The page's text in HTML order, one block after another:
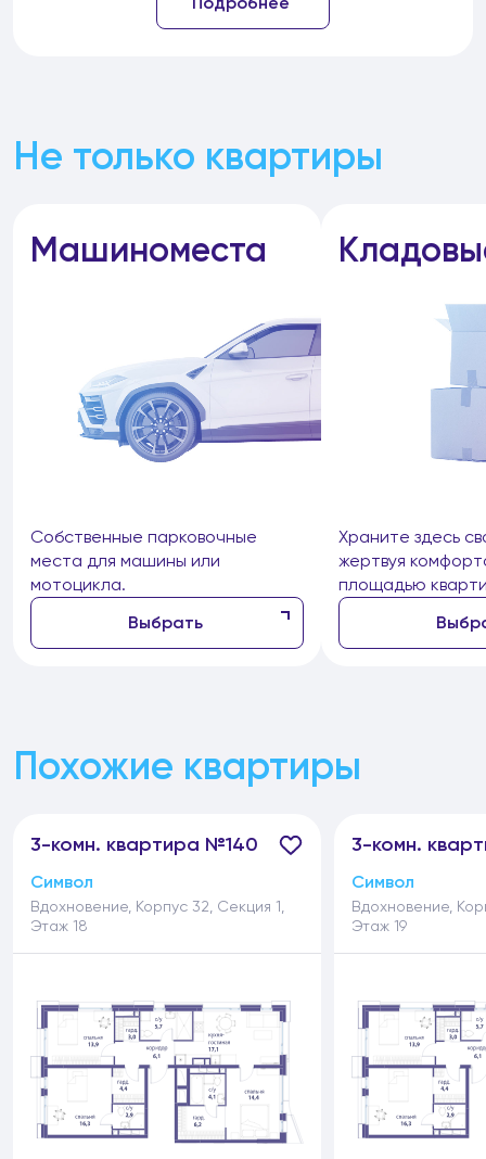
Не только квартиры
Машиноместа
Собственные парковочные
места для машины или
мотоцикла.
Выбрать
Храните здесь
жертвуя
площадью
Похожие квартиры
3-комн. квартира №140
Символ
Вдохновение, Корпус 32, Секция 1,
Этаж 18
3-комн.
Символ
Вдохновение,
Этаж 19